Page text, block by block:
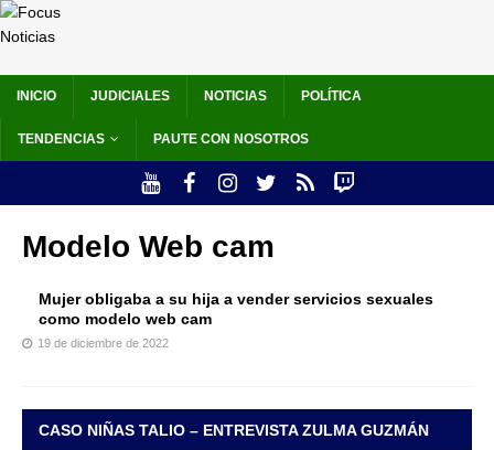
INICIO JUDICIALES NOTICIAS POLÍTICA
TENDENCIAS PAUTE CON NOSOTROS
Modelo Web cam
Mujer obligaba a su hija a vender servicios sexuales
como modelo web cam
19 de diciembre de 2022
CASO NIÑAS TALIO – ENTREVISTA ZULMA GUZMÁN